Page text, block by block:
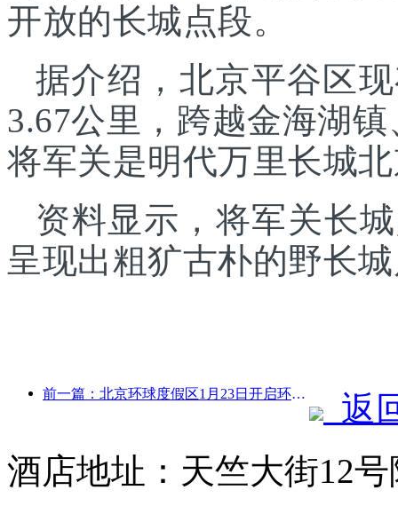
开放的长城点段。
据介绍，北京平谷区
3.67公里，跨越金海湖
将军关是明代万里长城
资料显示，将军关长
呈现出粗犷古朴的野长
前一篇：北京环球度假区1月23日开启环球中国年活动，持续40天
返
酒店地址：天竺大街12